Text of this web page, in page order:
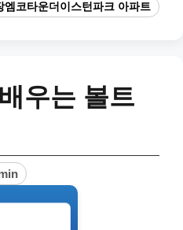
엠코타운더이스턴파크 아파트
우는 볼트